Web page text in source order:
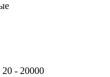
20 - 20000